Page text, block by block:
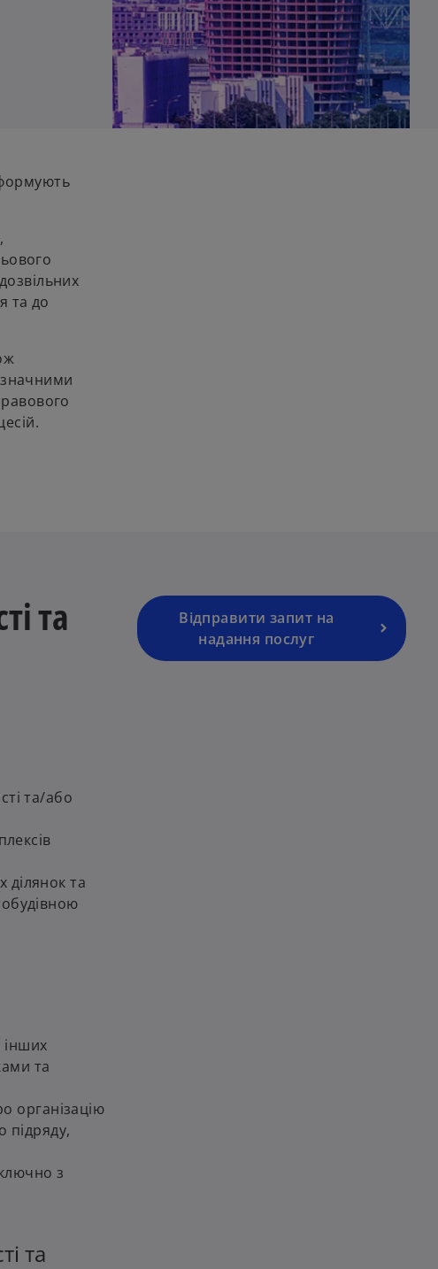
та до
значними
та
та/або
ділянок та
інших
та
організацію
підряду,
з
та
Відправити запит на
надання послуг